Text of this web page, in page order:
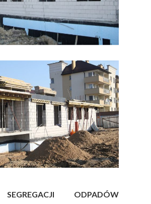
ODPADÓW
Miejsca Parkingowe
Przetargi
RODO
Dane Teleadresowe
Logowanie